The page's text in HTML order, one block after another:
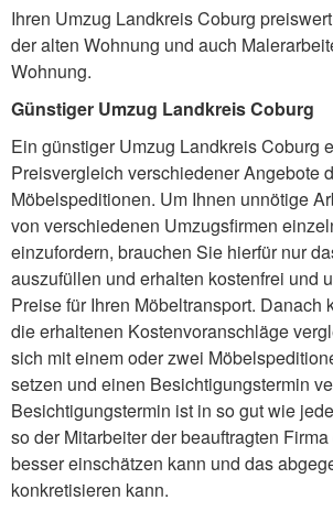
Ihren Umzug Landkreis Coburg
der alten Wohnung und auch
Wohnung.
Günstiger Umzug Landkreis Coburg
Ein günstiger Umzug Landkreis Coburg
Preisvergleich verschiedener Angebote
Möbelspeditionen. Um Ihnen unnötige
von verschiedenen Umzugsfirmen
einzufordern, brauchen Sie hierfür nur
auszufüllen und erhalten kostenfrei und
Preise für Ihren Möbeltransport. Danach
die erhaltenen Kostenvoranschläge
sich mit einem oder zwei
setzen und einen Besichtigungstermin
Besichtigungstermin ist in so gut wie
so der Mitarbeiter der beauftragten
besser einschätzen kann und das
konkretisieren kann.